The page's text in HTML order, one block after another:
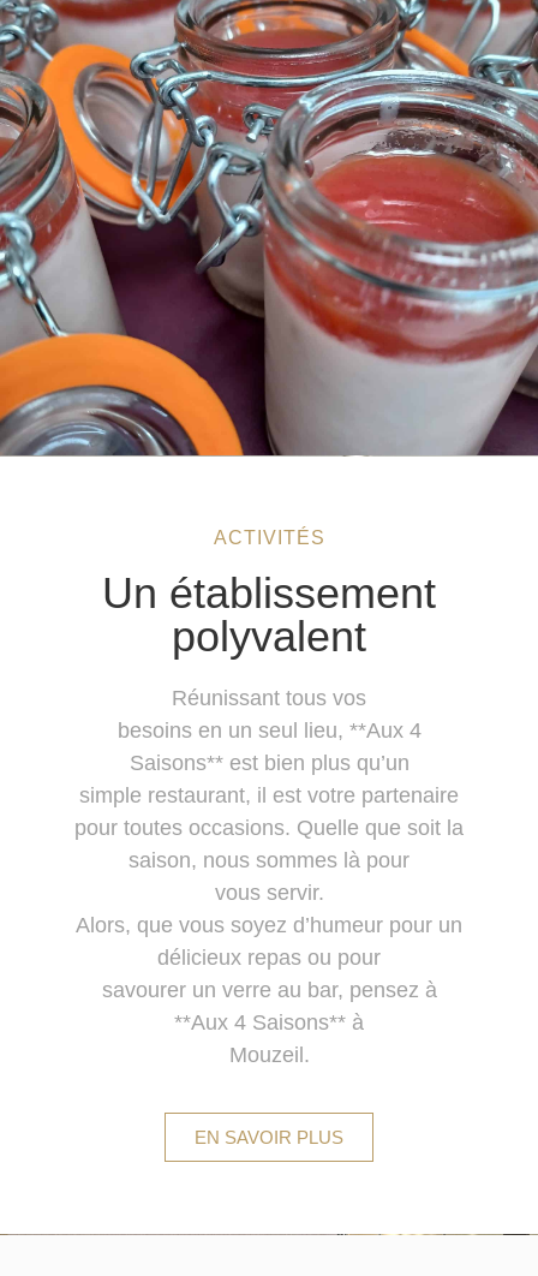
ACTIVITÉS
Un établissement
polyvalent
Réunissant tous vos
besoins en un seul lieu, **Aux 4
Saisons** est bien plus qu’un
simple restaurant, il est votre partenaire
pour toutes occasions. Quelle que soit la
saison, nous sommes là pour
vous servir.
Alors, que vous soyez d’humeur pour un
délicieux repas ou pour
savourer un verre au bar, pensez à
**Aux 4 Saisons** à
Mouzeil.
EN SAVOIR PLUS